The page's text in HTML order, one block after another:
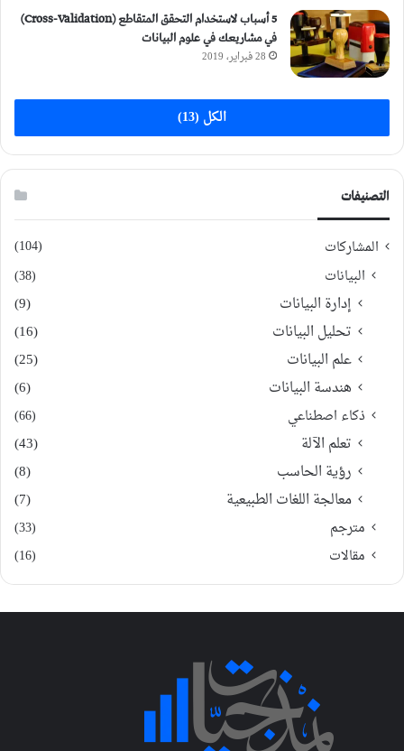
5 أسباب لاستخدام التحقق المتقاطع (Cross-Validation)
في مشاريعك في علوم البيانات
28 فبراير، 2019
الكل (13)
التصنيفات
المشاركات (104)
البيانات (38)
إدارة البيانات
(9)
تحليل البيانات
(16)
علم البيانات
(25)
هندسة البيانات
(6)
ذكاء اصطناعي (66)
تعلم الآلة
(43)
رؤية الحاسب
(8)
معالجة اللغات الطبيعية
(7)
مترجم
(33)
مقالات
(16)